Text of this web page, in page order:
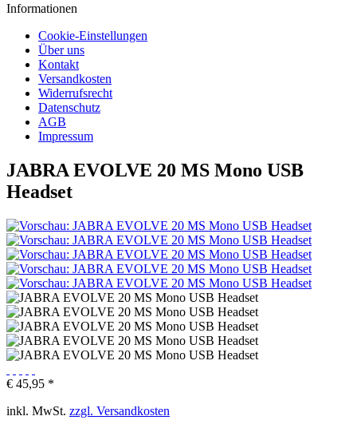
Informationen
Cookie-Einstellungen
Über uns
Kontakt
Versandkosten
Widerrufsrecht
Datenschutz
AGB
Impressum
JABRA EVOLVE 20 MS Mono USB
Headset
€ 45,95 *
inkl. MwSt. zzgl. Versandkosten